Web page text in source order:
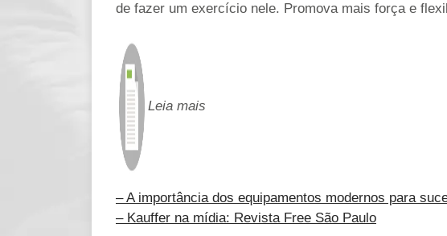
de fazer um exercício nele. Promova mais força e
Leia mais
– A importância dos equipamentos modernos para
– Kauffer na mídia: Revista Free São Paulo